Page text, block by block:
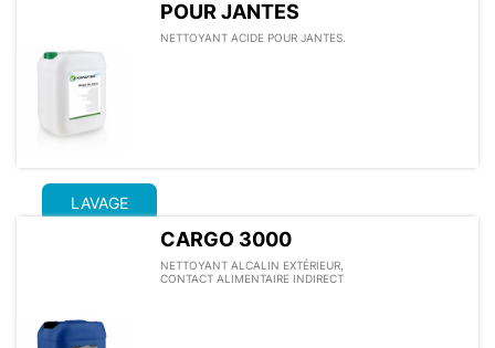
POUR JANTES
NETTOYANT ACIDE POUR JANTES.
LAVAGE
CARGO 3000
NETTOYANT ALCALIN EXTÉRIEUR,
CONTACT ALIMENTAIRE INDIRECT